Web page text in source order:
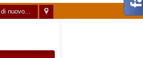
nuovo...